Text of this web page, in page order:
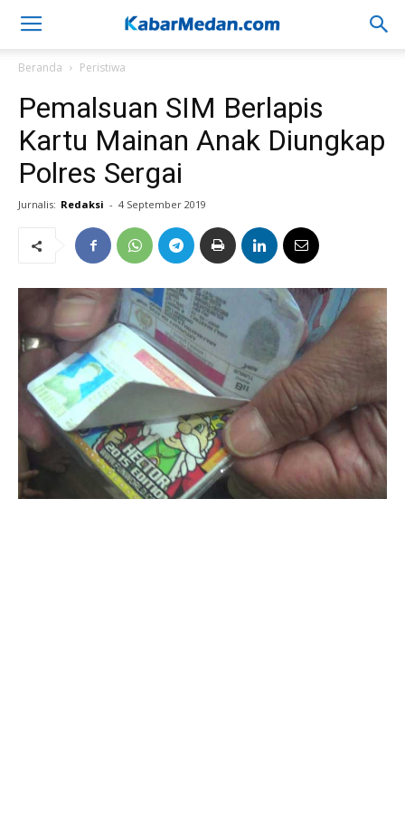
Beranda Peristiwa
Pemalsuan SIM Berlapis
Kartu Mainan Anak Diungkap
Polres Sergai
Jurnalis: Redaksi - 4 September 2019